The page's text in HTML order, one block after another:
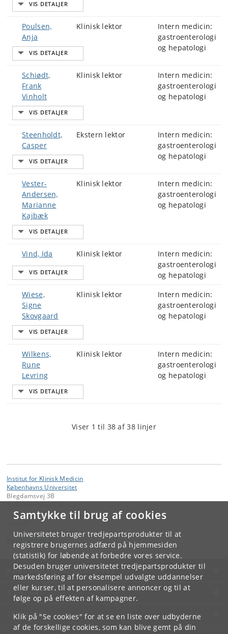
Samtykke til brug af cookies
Universitetet bruger tredjepartsprodukter til at
registrere brugernes adfærd på hjemmesiden
(statistik) for løbende at forbedre vores service.
Desuden bruger universitetet tredjepartsprodukter til
markedsføring af for eksempel udvalgte uddannelser
eller kurser, til at personalisere annoncer og til at
følge op på effekten af kampagner.
Klik på "Se cookies" for at se en liste over udbyderne
af de forskellige cookies, som kan blive gemt på din
Poulsen,
Anja
Klinisk lektor
Intern medicin:
gastroenterologi
og hepatologi
Schiødt,
Frank
Vinholt
Klinisk lektor
Intern medicin:
gastroenterologi
og hepatologi
Steenholdt,
Casper
Ekstern lektor
Intern medicin:
gastroenterologi
og hepatologi
Vester-
Andersen,
Marianne
Kajbæk
Klinisk lektor
Intern medicin:
gastroenterologi
og hepatologi
Vind, Ida Klinisk lektor
Intern medicin:
gastroenterologi
og hepatologi
Wiese,
Signe
Skovgaard
Klinisk lektor
Intern medicin:
gastroenterologi
og hepatologi
Wilkens,
Rune
Levring
Klinisk lektor
Intern medicin:
gastroenterologi
og hepatologi
Viser 1 til 38 af 38 linjer
Institut for Klinisk Medicin
Københavns Universitet
Blegdamsvej 3B
Institut for Klinisk Medicin
KØBENHAVNS UNIVERSITET
KONTAKT
SERVICES